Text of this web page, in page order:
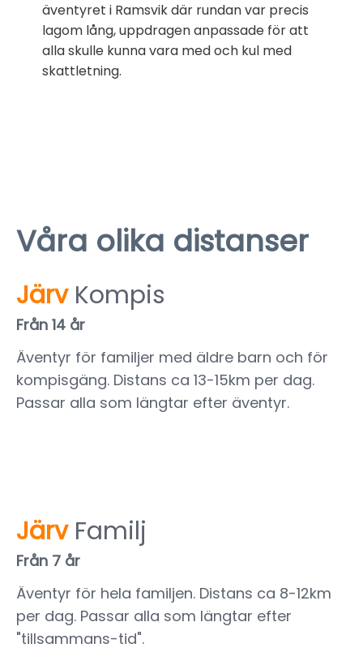
äventyret i Ramsvik där rundan var precis
lagom lång, uppdragen anpassade för att
alla skulle kunna vara med och kul med
skattletning.
Våra olika distanser
JärvKompis
Från 14 år
Äventyr för familjer med äldre barn och för
kompisgäng. Distans ca 13-15km per dag.
Passar alla som längtar efter äventyr.
JärvFamilj
Från 7 år
Äventyr för hela familjen. Distans ca 8-12km
per dag. Passar alla som längtar efter
"tillsammans-tid".